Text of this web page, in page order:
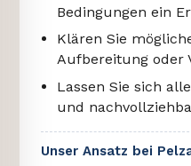
Bedingungen ein
Klären Sie
Aufbereitung oder
Lassen Sie sich
und
Unser Ansatz bei